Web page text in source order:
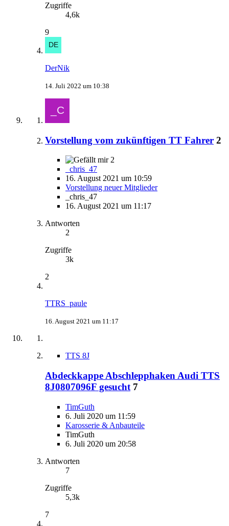
Zugriffe
4,6k
9
DerNik
14. Juli 2022 um 10:38
Vorstellung vom zukünftigen TT Fahrer 2
2
_chris_47
16. August 2021 um 10:59
Vorstellung neuer Mitglieder
_chris_47
16. August 2021 um 11:17
Antworten
2
Zugriffe
3k
2
TTRS_paule
16. August 2021 um 11:17
TTS 8J
Abdeckkappe Abschlepphaken Audi TTS
8J0807096F gesucht 7
TimGuth
6. Juli 2020 um 11:59
Karosserie & Anbauteile
TimGuth
6. Juli 2020 um 20:58
Antworten
7
Zugriffe
5,3k
7